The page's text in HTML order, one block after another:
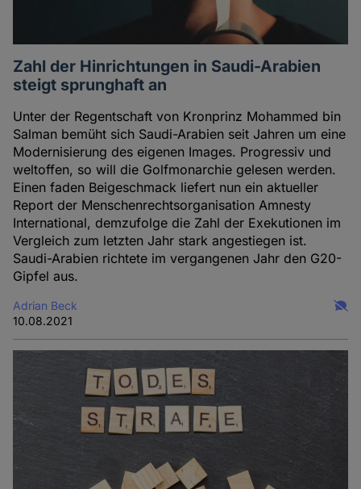
Zahl der Hinrichtungen in Saudi-Arabien
steigt sprunghaft an
Unter der Regentschaft von Kronprinz Mohammed bin
Salman bemüht sich Saudi-Arabien seit Jahren um eine
Modernisierung des eigenen Images. Progressiv und
weltoffen, so will die Golfmonarchie gelesen werden.
Einen faden Beigeschmack liefert nun ein aktueller
Report der Menschenrechtsorganisation Amnesty
International, demzufolge die Zahl der Exekutionen im
Vergleich zum letzten Jahr stark angestiegen ist.
Saudi-Arabien richtete im vergangenen Jahr den G20-
Gipfel aus.
Adrian Beck
10.08.2021